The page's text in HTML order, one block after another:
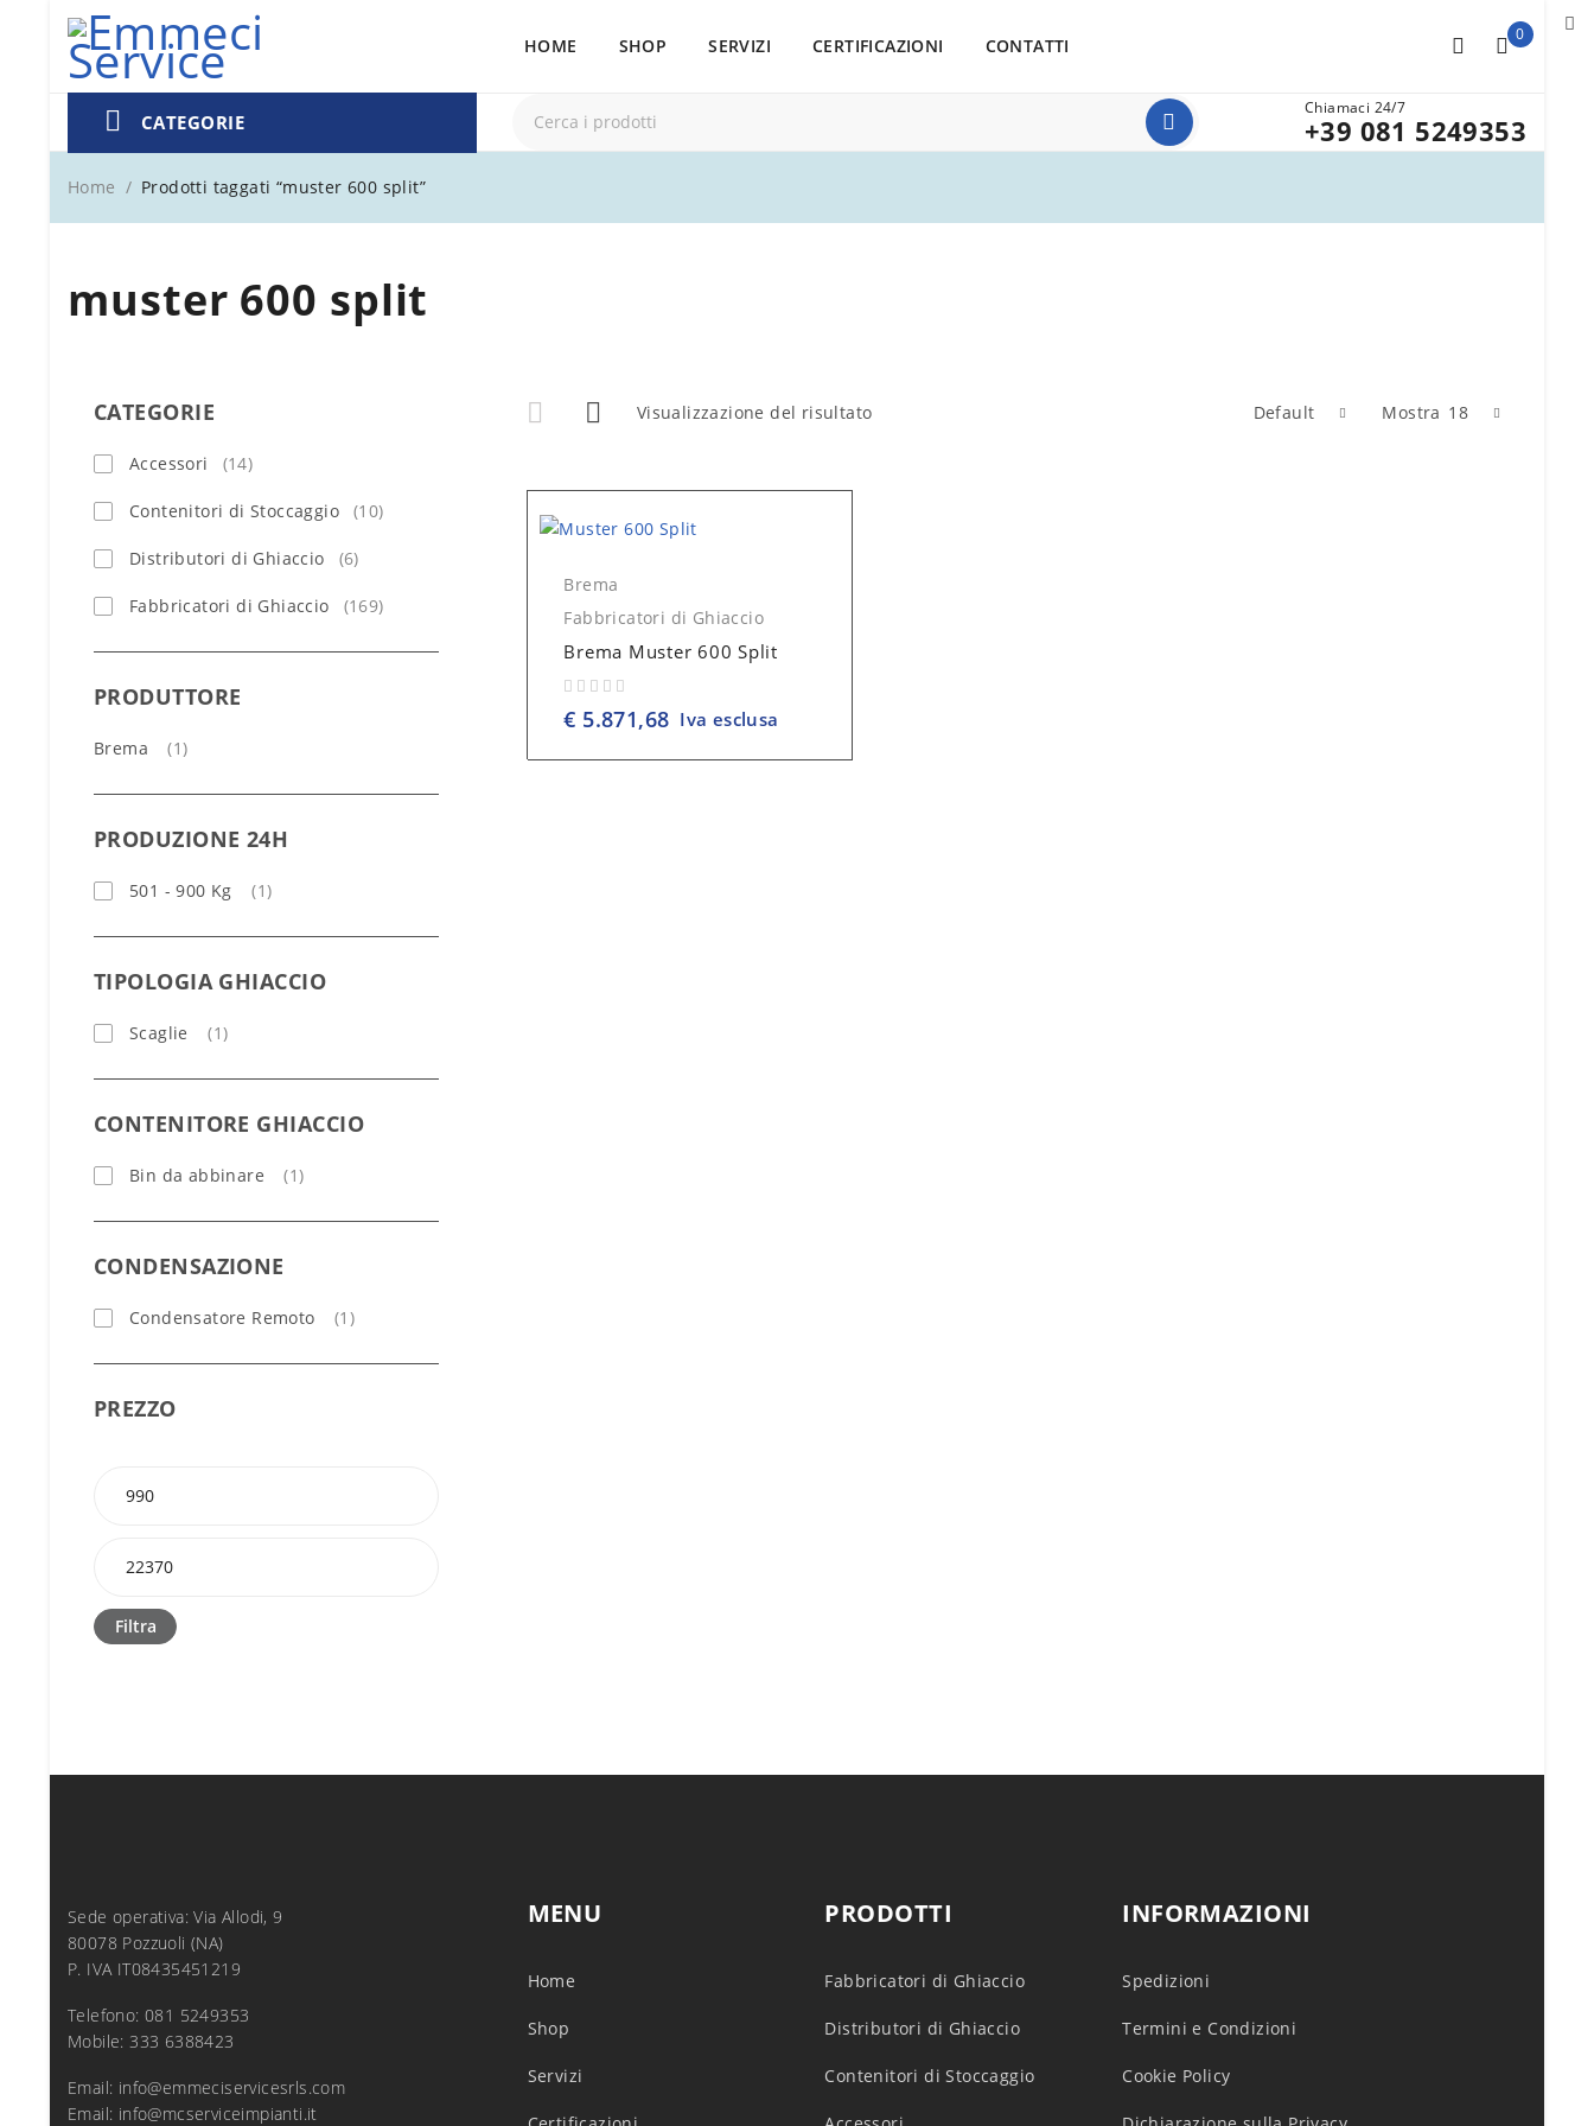
HOME SHOP SERVIZI CERTIFICAZIONI CONTATTI
0
CATEGORIE
Chiamaci 24/7
+39 081 5249353
muster 600 split
Home / Prodotti taggati “muster 600 split”
CATEGORIE
Accessori (14)
Contenitori di Stoccaggio (10)
Distributori di Ghiaccio (6)
Fabbricatori di Ghiaccio (169)
PRODUTTORE
Brema (1)
PRODUZIONE 24H
501 - 900 Kg (1)
TIPOLOGIA GHIACCIO
Scaglie (1)
CONTENITORE GHIACCIO
Bin da abbinare (1)
CONDENSAZIONE
Condensatore Remoto (1)
PREZZO
Filtra
Visualizzazione del risultato Default Mostra 18
Brema
Fabbricatori di Ghiaccio
Brema Muster 600 Split
€ 5.871,68 Iva esclusa
Sede operativa: Via Allodi, 9
80078 Pozzuoli (NA)
P. IVA IT08435451219
Telefono: 081 5249353
Mobile: 333 6388423
Email: info@emmeciservicesrls.com
Email: info@mcserviceimpianti.it
MENU
Home
Shop
Servizi
PRODOTTI
Fabbricatori di Ghiaccio
Distributori di Ghiaccio
Contenitori di Stoccaggio
INFORMAZIONI
Spedizioni
Termini e Condizioni
Cookie Policy